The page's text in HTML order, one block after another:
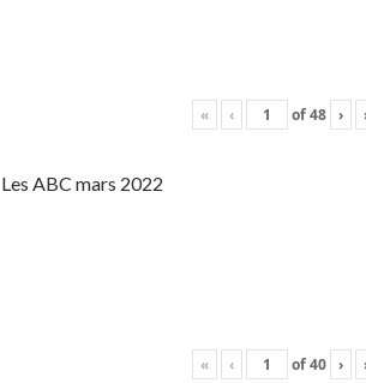
« ‹ of48 ›
Les ABC mars 2022
« ‹ of40 ›